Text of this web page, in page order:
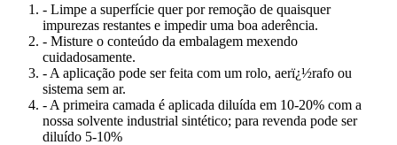
- Limpe a superfície quer por remoção de quaisquer
impurezas restantes e impedir uma boa aderência.
- Misture o conteúdo da embalagem mexendo
cuidadosamente.
- A aplicação pode ser feita com um rolo, aerï¿½rafo ou
sistema sem ar.
- A primeira camada é aplicada diluída em 10-20% com a
nossa solvente industrial sintético; para revenda pode ser
diluído 5-10%